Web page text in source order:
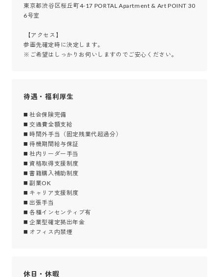
東京都渋谷区桜丘町4-17 PORTAL Apartment & Art POINT 30
6号室
参画先確定時に決定します。
※ご希望はしっかりお伺いしますのでご安心ください。
待遇・福利厚生
◼️ 社会保険完備
◼️ 交通費全額支給
◼️ 時間外手当（固定残業代超過分）
◼️ 待機期間給与保証
◼️ 社内リーダー手当
◼️ 資格取得支援制度
◼️ 書籍購入補助制度
◼️ 副業OK
◼️ キャリア支援制度
◼️ 出張手当
◼️ 各種インセンティブ有
◼️ 企業型確定拠出年金
◼️ オフィス内禁煙
休日・休暇